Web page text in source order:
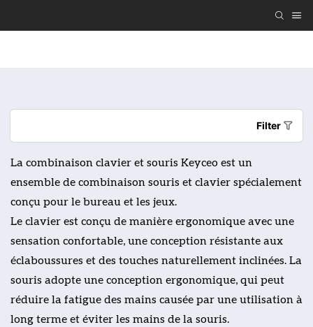
Filter
La combinaison clavier et souris Keyceo est un
ensemble de combinaison souris et clavier spécialement
conçu pour le bureau et les jeux.
Le clavier est conçu de manière ergonomique avec une
sensation confortable, une conception résistante aux
éclaboussures et des touches naturellement inclinées. La
souris adopte une conception ergonomique, qui peut
réduire la fatigue des mains causée par une utilisation à
long terme et éviter les mains de la souris.